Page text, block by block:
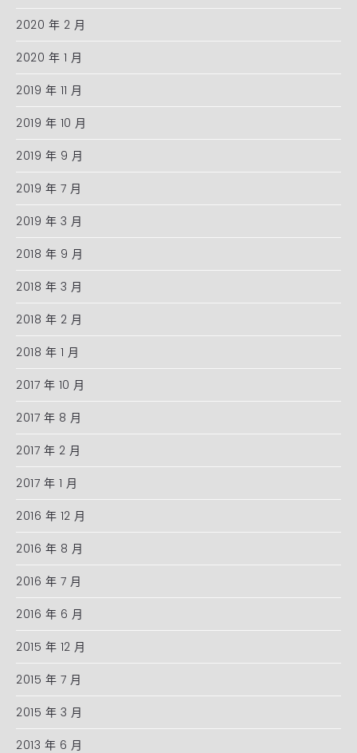
2020 年 2 月
2020 年 1 月
2019 年 11 月
2019 年 10 月
2019 年 9 月
2019 年 7 月
2019 年 3 月
2018 年 9 月
2018 年 3 月
2018 年 2 月
2018 年 1 月
2017 年 10 月
2017 年 8 月
2017 年 2 月
2017 年 1 月
2016 年 12 月
2016 年 8 月
2016 年 7 月
2016 年 6 月
2015 年 12 月
2015 年 7 月
2015 年 3 月
2013 年 6 月